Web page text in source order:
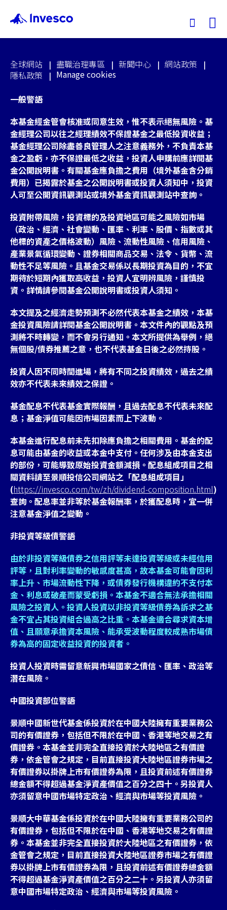
我們的基金
投資觀點
投資教育
服務中心
永續專區
關於景順
台灣
聯絡我們
全球網站 盡職治理專區 新聞中心
網站政策
隱私政策
Manage cookies
一般警語
本基金經金管會核准或同意生效，惟不表示絕無風險。基
金經理公司以往之經理績效不保證基金之最低投資收益；
基金經理公司除盡善良管理人之注意義務外，不負責本基
金之盈虧，亦不保證最低之收益，投資人申購前應詳閱基
金公開說明書。有關基金應負擔之費用（境外基金含分銷
費用）已揭露於基金之公開說明書或投資人須知中，投資
人可至公開資訊觀測站或境外基金資訊觀測站中查詢。
投資附帶風險，投資標的及投資地區可能之風險如市場
（政治、經濟、社會變動、匯率、利率、股價、指數或其
他標的資產之價格波動）風險、流動性風險、信用風險、
產業景氣循環變動、證券相關商品交易、法令、貨幣、流
動性不足等風險。且基金交易係以長期投資為目的，不宜
期待於短期內獲取高收益，投資人宜明辨風險，謹慎投
資。詳情請參閱基金公開說明書或投資人須知。
本文提及之經濟走勢預測不必然代表本基金之績效，本基
金投資風險請詳閱基金公開說明書。本文件內的觀點及預
測將不時轉變，而不會另行通知。本文所提供為舉例，絕
無個股/債券推薦之意，也不代表基金日後之必然持股。
投資人因不同時間進場，將有不同之投資績效，過去之績
效亦不代表未來績效之保證。
基金配息不代表基金實際報酬，且過去配息不代表未來配
息；基金淨值可能因市場因素而上下波動。
本基金進行配息前未先扣除應負擔之相關費用。基金的配
息可能由基金的收益或本金中支付。任何涉及由本金支出
的部份，可能導致原始投資金額減損。配息組成項目之相
關資料請至景順投信公司網站之「配息組成項目」
(https://invesco.com/tw/zh/dividend-composition.html)
查詢。配息率並非等於基金報酬率，於獲配息時，宜一併
注意基金淨值之變動。
非投資等級債警語
由於非投資等級債券之信用評等未達投資等級或未經信用
評等，且對利率變動的敏感度甚高，故本基金可能會因利
率上升、市場流動性下降，或債券發行機構違約不支付本
金、利息或破產而蒙受虧損。本基金不適合無法承擔相關
風險之投資人。投資人投資以非投資等級債券為訴求之基
金不宜占其投資組合過高之比重。本基金適合尋求資本增
值、且願意承擔資本風險、能承受波動程度較成熟市場債
券為高的固定收益投資的投資者。
投資人投資時需留意新興市場國家之債信、匯率、政治等
潛在風險。
中國投資部位警語
景順中國新世代基金係投資於在中國大陸擁有重要業務公
司的有價證券，包括但不限於在中國、香港等地交易之有
價證券。本基金並非完全直接投資於大陸地區之有價證
券，依金管會之規定，目前直接投資大陸地區證券市場之
有價證券以掛牌上市有價證券為限，且投資前述有價證券
總金額不得超過基金淨資產價值之百分之四十。另投資人
亦須留意中國市場特定政治、經濟與市場等投資風險。
景順大中華基金係投資於在中國大陸擁有重要業務公司的
有價證券，包括但不限於在中國、香港等地交易之有價證
券。本基金並非完全直接投資於大陸地區之有價證券，依
金管會之規定，目前直接投資大陸地區證券市場之有價證
券以掛牌上市有價證券為限，且投資前述有價證券總金額
不得超過基金淨資產價值之百分之二十。另投資人亦須留
意中國市場特定政治、經濟與市場等投資風險。